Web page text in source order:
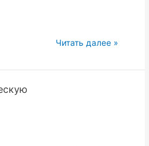
Преодолеем
с
Читать далее »